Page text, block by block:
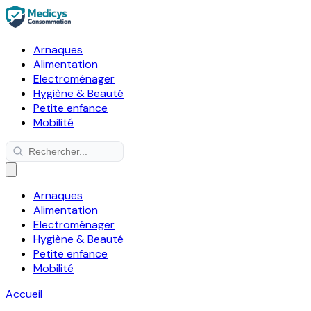
Arnaques
Alimentation
Electroménager
Hygiène & Beauté
Petite enfance
Mobilité
Arnaques
Alimentation
Electroménager
Hygiène & Beauté
Petite enfance
Mobilité
Accueil